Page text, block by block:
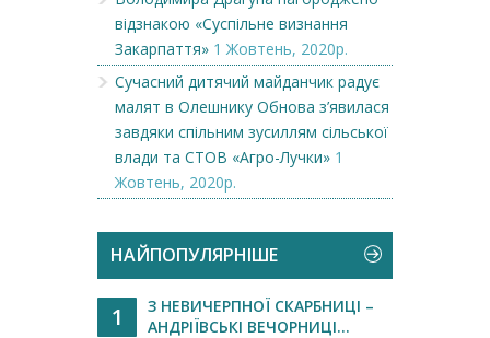
відзнакою «Суспільне визнання
Закарпаття» 1 Жовтень, 2020р.
Сучасний дитячий майданчик радує
малят в Олешнику Обнова з’явилася
завдяки спільним зусиллям сільської
влади та СТОВ «Агро-Лучки» 1
Жовтень, 2020р.
НАЙПОПУЛЯРНІШЕ
1
З НЕВИЧЕРПНОЇ СКАРБНИЦІ –
АНДРІЇВСЬКІ ВЕЧОРНИЦІ...